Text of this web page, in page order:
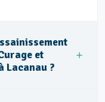
et
Lacanau ?